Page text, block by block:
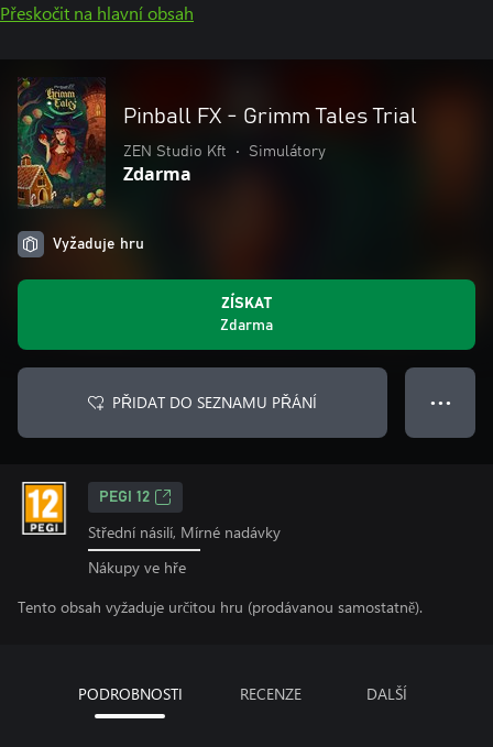
Přeskočit na hlavní obsah
Pinball FX - Grimm Tales Trial
ZEN Studio Kft • Simulátory
Zdarma
Vyžaduje hru
ZÍSKAT
Zdarma
PŘIDAT DO SEZNAMU PŘÁNÍ ● ● ●
PEGI 12
Střední násilí, Mírné nadávky
Nákupy ve hře
Tento obsah vyžaduje určitou hru (prodávanou samostatně).
PODROBNOSTI RECENZE DALŠÍ